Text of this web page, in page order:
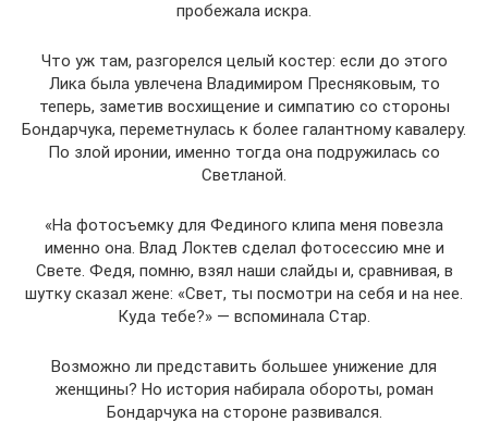
пробежала искра.
Что уж там, разгорелся целый костер: если до этого
Лика была увлечена Владимиром Пресняковым, то
теперь, заметив восхищение и симпатию со стороны
Бондарчука, переметнулась к более галантному кавалеру.
По злой иронии, именно тогда она подружилась со
Светланой.
«На фотосъемку для Фединого клипа меня повезла
именно она. Влад Локтев сделал фотосессию мне и
Свете. Федя, помню, взял наши слайды и, сравнивая, в
шутку сказал жене: «Свет, ты посмотри на себя и на нее.
Куда тебе?» — вспоминала Стар.
Возможно ли представить большее унижение для
женщины? Но история набирала обороты, роман
Бондарчука на стороне развивался.